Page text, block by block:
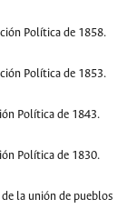
Política de 1858.
Política de 1853.
Política de 1843.
Política de 1830.
la unión de pueblos